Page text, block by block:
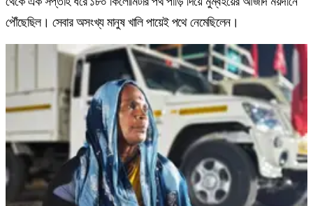
পৌঁছেছিল। সেবার অসংখ্য মানুষ খালি পায়েই পথে নেমেছিলেন।